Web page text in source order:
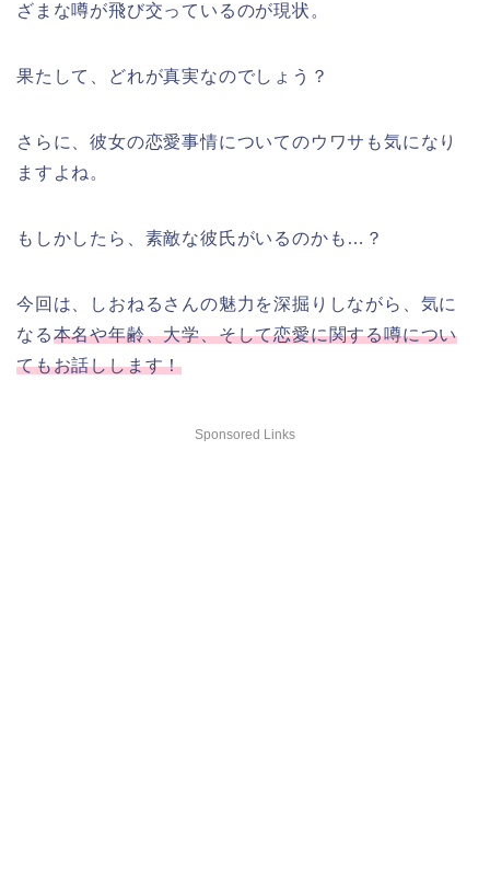
ざまな噂が飛び交っているのが現状。
果たして、どれが真実なのでしょう？
さらに、彼女の恋愛事情についてのウワサも気になり
ますよね。
もしかしたら、素敵な彼氏がいるのかも…？
今回は、しおねるさんの魅力を深掘りしながら、気に
なる本名や年齢、大学、そして恋愛に関する噂につい
てもお話しします！
Sponsored Links